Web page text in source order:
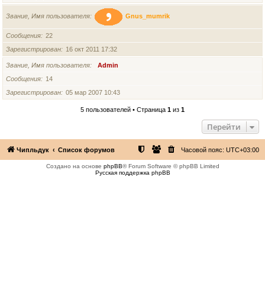
Звание, Имя пользователя Gnus_mumrik
Сообщения
22
Зарегистрирован
16 окт 2011 17:32
Звание, Имя пользователя
Admin
Сообщения
14
Зарегистрирован
05 мар 2007 10:43
5 пользователей • Страница 1 из 1
Перейти
Чипльдук Список форумов Часовой пояс: UTC+03:00
Создано на основе phpBB® Forum Software © phpBB Limited
Русская поддержка phpBB